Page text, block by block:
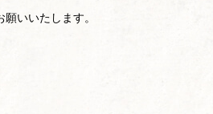
いいたします。